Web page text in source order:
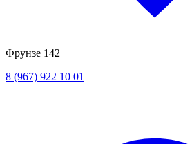
Фрунзе 142
8 (967) 922 10 01